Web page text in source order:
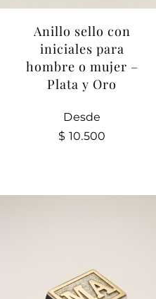
Anillo sello con
iniciales para
hombre o mujer –
Plata y Oro
Desde
$ 10.500